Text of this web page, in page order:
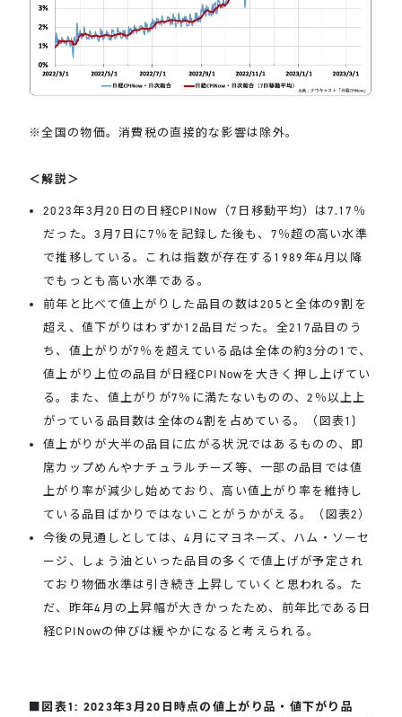
※全国の物価。消費税の直接的な影響は除外。
＜解説＞
2023年3月20日の日経CPINow（7日移動平均）は7.17％
だった。3月7日に7％を記録した後も、7％超の高い水準
で推移している。これは指数が存在する1989年4月以降
でもっとも高い水準である。
前年と比べて値上がりした品目の数は205と全体の9割を
超え、値下がりはわずか12品目だった。全217品目のう
ち、値上がりが7％を超えている品は全体の約3分の1で、
値上がり上位の品目が日経CPINowを大きく押し上げてい
る。また、値上がりが7％に満たないものの、2％以上上
がっている品目数は全体の4割を占めている。（図表1)
値上がりが大半の品目に広がる状況ではあるものの、即
席カップめんやナチュラルチーズ等、一部の品目では値
上がり率が減少し始めており、高い値上がり率を維持し
ている品目ばかりではないことがうかがえる。（図表2）
今後の見通しとしては、4月にマヨネーズ、ハム・ソーセ
ージ、しょう油といった品目の多くで値上げが予定され
ており物価水準は引き続き上昇していくと思われる。た
だ、昨年4月の上昇幅が大きかったため、前年比である日
経CPINowの伸びは緩やかになると考えられる。
■図表1: 2023年3月20日時点の値上がり品・値下がり品